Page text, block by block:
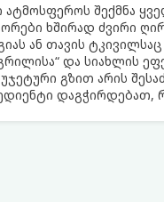
შექმნა
ხშირად ძვირი
ან თავის ტკივილსაც
და სიახლის
გზით არის
დაგჭირდებათ,